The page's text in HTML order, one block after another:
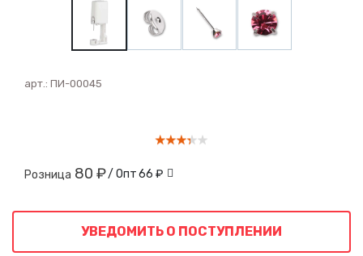
арт.: ПИ-00045
Розница 80 ₽/ Опт66 ₽
УВЕДОМИТЬ О ПОСТУПЛЕНИИ